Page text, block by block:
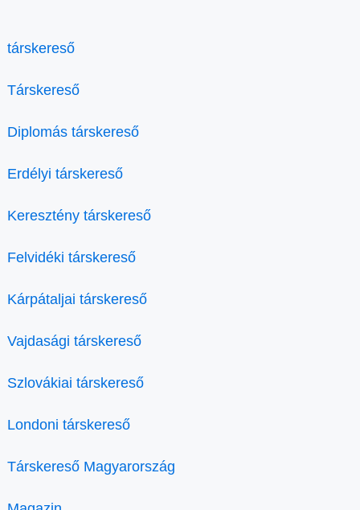
társkereső
Társkereső
Diplomás társkereső
Erdélyi társkereső
Keresztény társkereső
Felvidéki társkereső
Kárpátaljai társkereső
Vajdasági társkereső
Szlovákiai társkereső
Londoni társkereső
Társkereső Magyarország